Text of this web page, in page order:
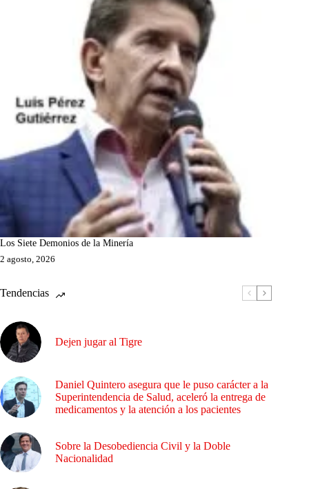
Los Siete Demonios de la Minería
2 agosto, 2026
Tendencias
Dejen jugar al Tigre
Daniel Quintero asegura que le puso carácter a la
Superintendencia de Salud, aceleró la entrega de
medicamentos y la atención a los pacientes
Sobre la Desobediencia Civil y la Doble
Nacionalidad